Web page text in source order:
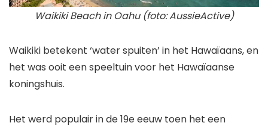
Waikiki Beach in Oahu (foto: AussieActive)
Waikiki betekent ‘water spuiten’ in het Hawaïaans, en
het was ooit een speeltuin voor het Hawaïaanse
koningshuis.
Het werd populair in de 19e eeuw toen het een